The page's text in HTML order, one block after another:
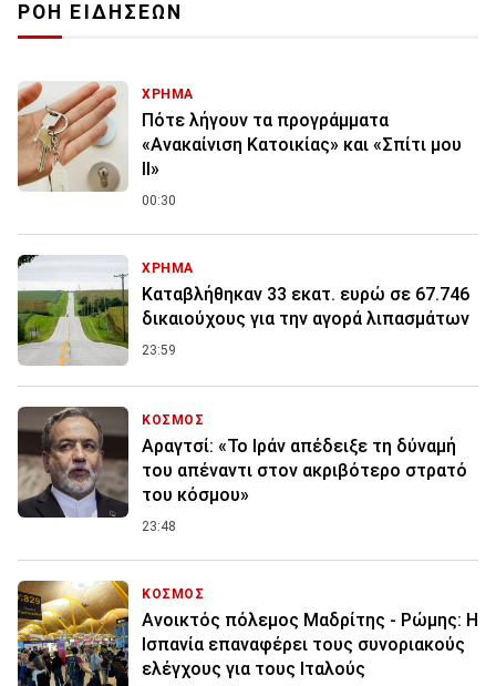
ΡΟΗ ΕΙΔΗΣΕΩΝ
ΧΡΗΜΑ
Πότε λήγουν τα προγράμματα
«Ανακαίνιση Κατοικίας» και «Σπίτι μου
ΙΙ»
00:30
ΧΡΗΜΑ
Καταβλήθηκαν 33 εκατ. ευρώ σε 67.746
δικαιούχους για την αγορά λιπασμάτων
23:59
ΚΟΣΜΟΣ
Αραγτσί: «Το Ιράν απέδειξε τη δύναμή
του απέναντι στον ακριβότερο στρατό
του κόσμου»
23:48
ΚΟΣΜΟΣ
Ανοικτός πόλεμος Μαδρίτης - Ρώμης: Η
Ισπανία επαναφέρει τους συνοριακούς
ελέγχους για τους Ιταλούς